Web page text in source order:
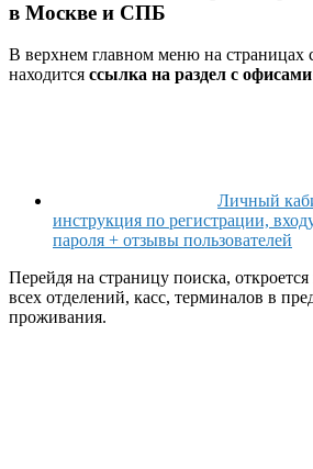
в Москве и СПБ
В верхнем главном меню на страницах
находится ссылка на раздел с
Личный
инструкция по регистрации,
пароля + отзывы пользователей
Перейдя на страницу поиска, откроется
всех отделений, касс, терминалов в
проживания.